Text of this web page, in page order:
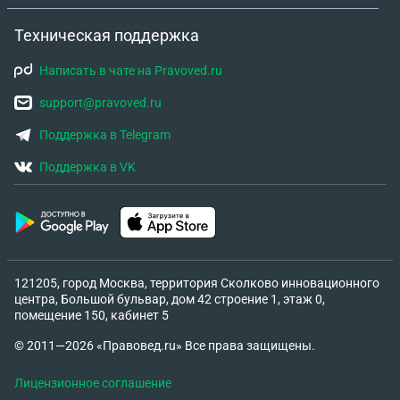
Техническая поддержка
Написать в чате на Pravoved.ru
support@pravoved.ru
Поддержка в Telegram
Поддержка в VK
121205, город Москва, территория Сколково инновационного
центра, Большой бульвар, дом 42 строение 1, этаж 0,
помещение 150, кабинет 5
© 2011—2026 «Правовед.ru» Все права защищены.
Лицензионное соглашение